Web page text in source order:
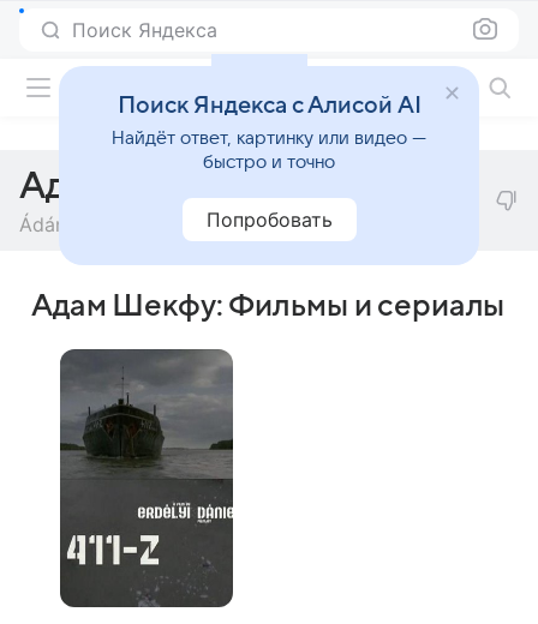
Поиск Яндекса
Адам Шекфу
Ádám Szekfü
Адам Шекфу: Фильмы и сериалы
Поиск Яндекса с Алисой AI
Найдёт ответ, картинку или видео —
быстро и точно
Попробовать